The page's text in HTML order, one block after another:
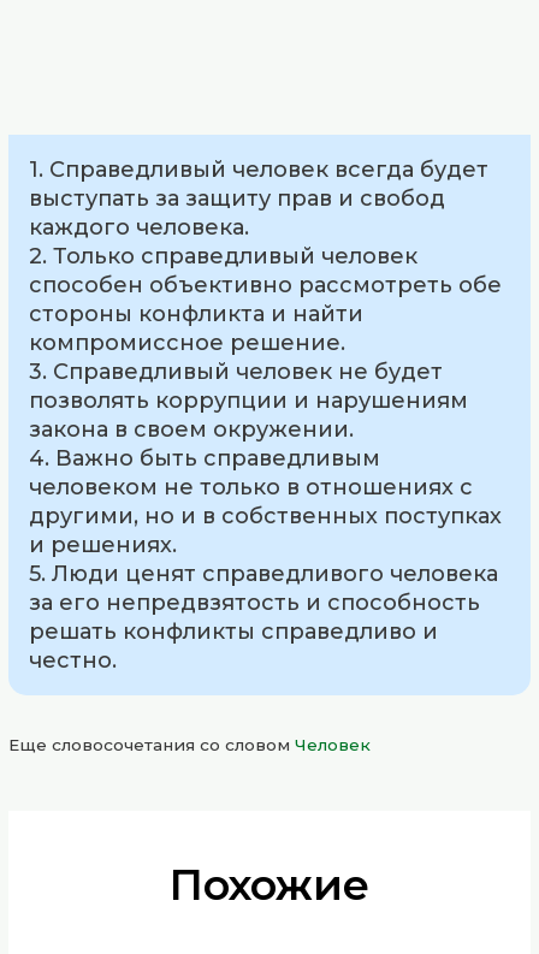
1. Справедливый человек всегда будет
выступать за защиту прав и свобод
каждого человека.
2. Только справедливый человек
способен объективно рассмотреть обе
стороны конфликта и найти
компромиссное решение.
3. Справедливый человек не будет
позволять коррупции и нарушениям
закона в своем окружении.
4. Важно быть справедливым
человеком не только в отношениях с
другими, но и в собственных поступках
и решениях.
5. Люди ценят справедливого человека
за его непредвзятость и способность
решать конфликты справедливо и
честно.
Еще словосочетания со словомЧеловек
Похожие